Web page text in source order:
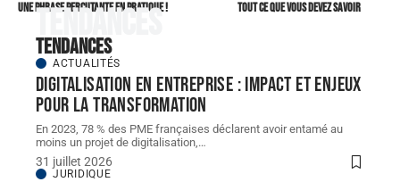
une phrase percutante en pratique !
tout ce que vous devez savoir
Tendances
Tendances
ACTUALITÉS
Digitalisation en entreprise : impact et enjeux
pour la transformation
En 2023, 78 % des PME françaises déclarent avoir entamé au
moins un projet de digitalisation,…
31 juillet 2026
JURIDIQUE